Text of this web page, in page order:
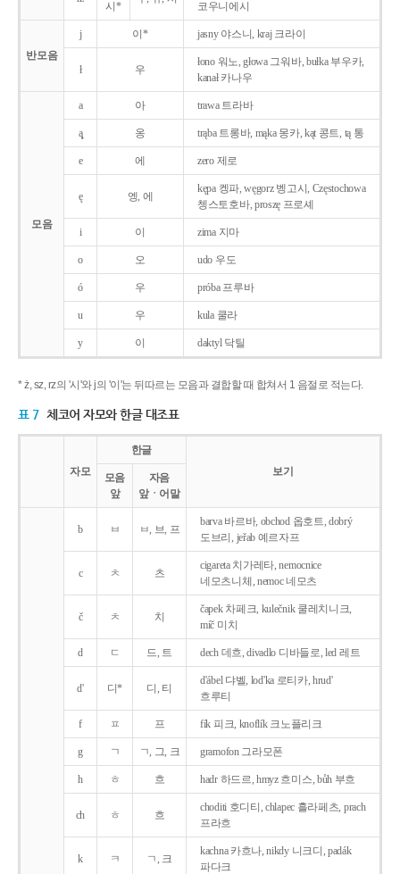
시*
코우니에시
반모음
j 이* jasny 야스니, kraj 크라이
ł 우
łono 워노, głowa 그워바, bułka 부우카,
kanał 카나우
모음
a 아 trawa 트라바
ą̨ 옹 trąba 트롱바, mąka 몽카, kąt 콩트, tą 통
e 에 zero 제로
ę 엥, 에
kępa 켕파, węgorz 벵고시, Częstochowa
쳉스토호바, proszę 프로셰
i 이 zima 지마
o 오 udo 우도
ó 우 próba 프루바
u 우 kula 쿨라
y 이 daktyl 닥틸
* ż, sz, rz의 '시'와 j의 '이'는 뒤따르는 모음과 결합할 때 합쳐서 1 음절로 적는다.
표 7 체코어 자모와 한글 대조표
자모
한글
보기
모음
앞
자음
앞ㆍ어말
b ㅂ ㅂ, 브, 프
barva 바르바, obchod 옵호트, dobrý
도브리, jeřab 예르자프
c ㅊ 츠
cigareta 치가레타, nemocnice
네모츠니체, nemoc 네모츠
č ㅊ 치
čapek 차페크, kulečnik 쿨레치니크,
míč 미치
d ㄷ 드, 트 dech 데흐, divadlo 디바들로, led 레트
d' 디* 디, 티
d'ábel 댜벨, lod'ka 로티카, hrud'
흐루티
f ㅍ 프 fík 피크, knoflík 크노플리크
g ㄱ ㄱ, 그, 크 gramofon 그라모폰
h ㅎ 흐 hadr 하드르, hmyz 흐미스, bůh 부흐
ch ㅎ 흐
choditi 호디티, chlapec 흘라페츠, prach
프라흐
k ㅋ ㄱ, 크
kachna 카흐나, nikdy 니크디, padák
파다크